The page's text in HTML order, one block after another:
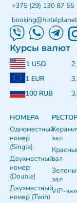
+375 (29) 130 87 55
Курсы валют
1 USD
1 EUR
100 RUB
НОМЕРА
Одноместный
номер
(Single)
Двухместный
номер
(Double)
Двухместный
номер (Twin)
зал
зал
зал
VIP-зал